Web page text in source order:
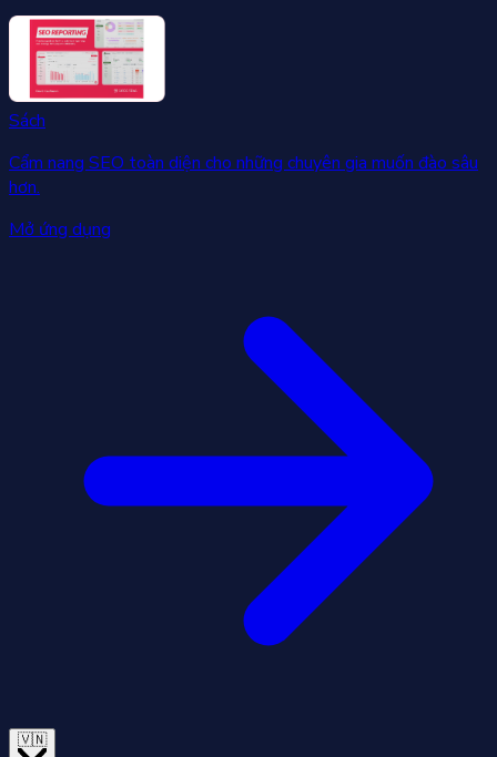
Sách
Cẩm nang SEO toàn diện cho những chuyên gia muốn đào sâu
hơn.
Mở ứng dụng
🇻🇳